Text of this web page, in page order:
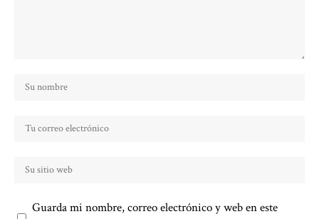
Guarda mi nombre, correo electrónico y web en este